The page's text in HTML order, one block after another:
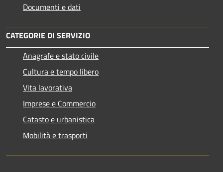
Documenti e dati
CATEGORIE DI SERVIZIO
Anagrafe e stato civile
Cultura e tempo libero
Vita lavorativa
Imprese e Commercio
Catasto e urbanistica
Mobilità e trasporti